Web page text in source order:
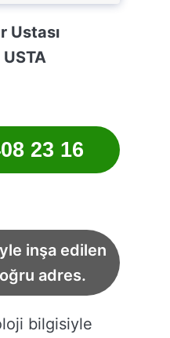
Ustası
USTA
23 16
inşa edilen
adres.
bilgisiyle